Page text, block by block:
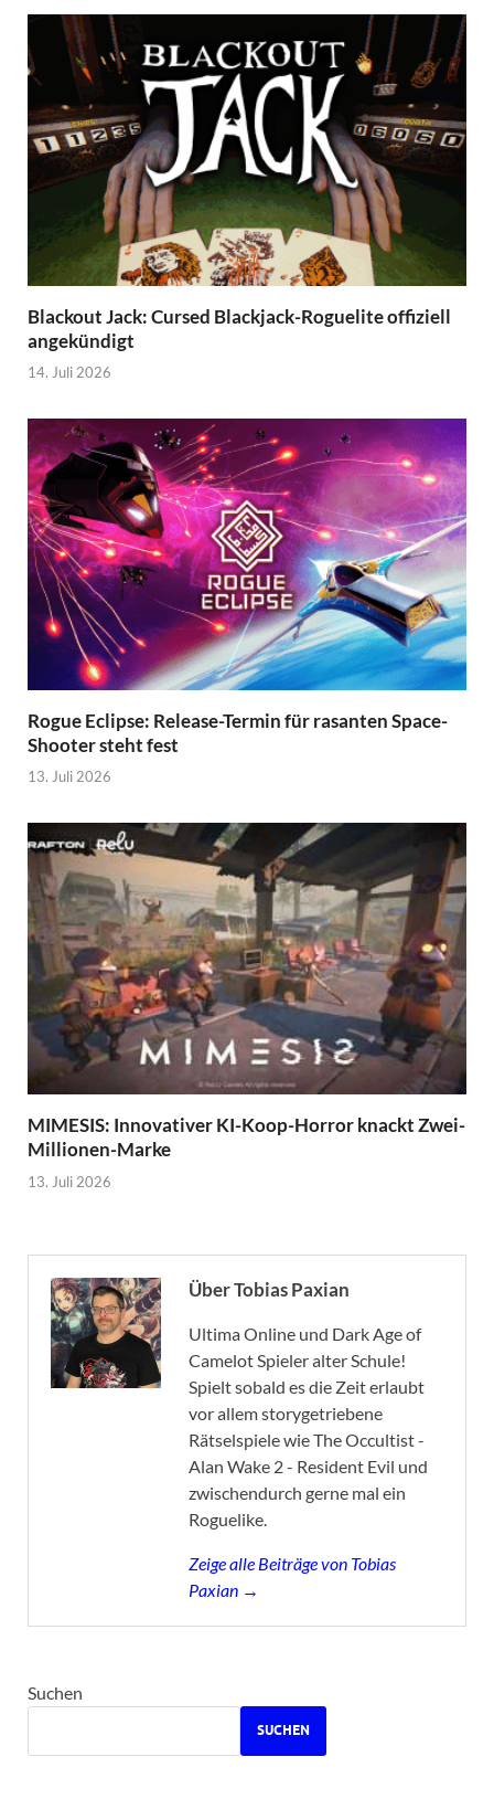
Blackout Jack: Cursed Blackjack-Roguelite offiziell
angekündigt
14. Juli 2026
Rogue Eclipse: Release-Termin für rasanten Space-
Shooter steht fest
13. Juli 2026
MIMESIS: Innovativer KI-Koop-Horror knackt Zwei-
Millionen-Marke
13. Juli 2026
Über Tobias Paxian
Ultima Online und Dark Age of
Camelot Spieler alter Schule!
Spielt sobald es die Zeit erlaubt
vor allem storygetriebene
Rätselspiele wie The Occultist -
Alan Wake 2 - Resident Evil und
zwischendurch gerne mal ein
Roguelike.
Zeige alle Beiträge von Tobias
Paxian →
Suchen
SUCHEN